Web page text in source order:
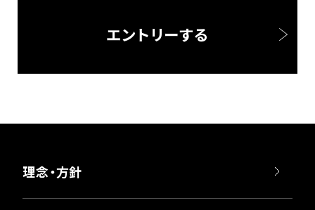
エントリーする
理念・方針